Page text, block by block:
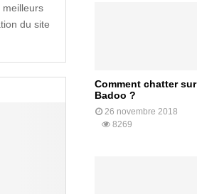
meilleurs
du site
Comment chatter sur
Badoo ?
26 novembre 2018
8269